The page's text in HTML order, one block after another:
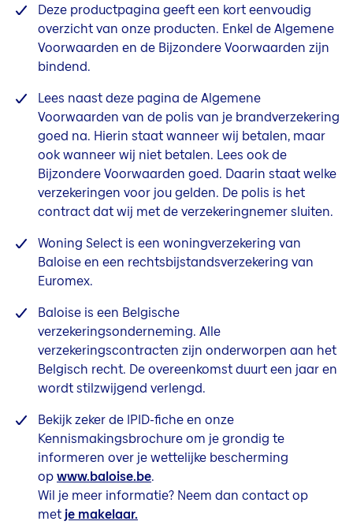
Deze productpagina geeft een kort eenvoudig
overzicht van onze producten. Enkel de Algemene
Voorwaarden en de Bijzondere Voorwaarden zijn
bindend.
Lees naast deze pagina de Algemene
Voorwaarden van de polis van je brandverzekering
goed na. Hierin staat wanneer wij betalen, maar
ook wanneer wij niet betalen. Lees ook de
Bijzondere Voorwaarden goed. Daarin staat welke
verzekeringen voor jou gelden. De polis is het
contract dat wij met de verzekeringnemer sluiten.
Woning Select is een woningverzekering van
Baloise en een rechtsbijstandsverzekering van
Euromex.
Baloise is een Belgische
verzekeringsonderneming. Alle
verzekeringscontracten zijn onderworpen aan het
Belgisch recht. De overeenkomst duurt een jaar en
wordt stilzwijgend verlengd.
Bekijk zeker de IPID-fiche en onze
Kennismakingsbrochure om je grondig te
informeren over je wettelijke bescherming
opwww.baloise.be.
Wil je meer informatie? Neem dan contact op
metje makelaar.